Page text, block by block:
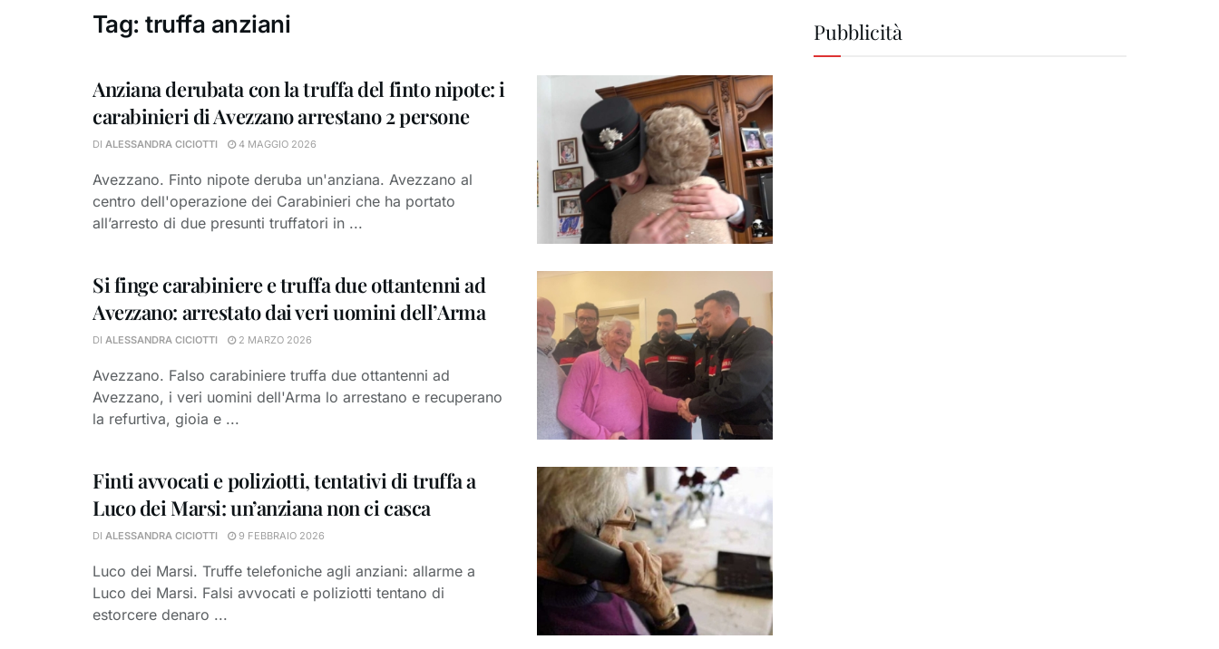
Tag:truffa anziani
Anziana derubata con la truffa del finto nipote: i
carabinieri di Avezzano arrestano 2 persone
DI ALESSANDRA CICIOTTI 4 MAGGIO 2026
Avezzano. Finto nipote deruba un'anziana. Avezzano al
centro dell'operazione dei Carabinieri che ha portato
all’arresto di due presunti truffatori in ...
Si finge carabiniere e truffa due ottantenni ad
Avezzano: arrestato dai veri uomini dell’Arma
DI ALESSANDRA CICIOTTI 2 MARZO 2026
Avezzano. Falso carabiniere truffa due ottantenni ad
Avezzano, i veri uomini dell'Arma lo arrestano e recuperano
la refurtiva, gioia e ...
Finti avvocati e poliziotti, tentativi di truffa a
Luco dei Marsi: un’anziana non ci casca
DI ALESSANDRA CICIOTTI 9 FEBBRAIO 2026
Luco dei Marsi. Truffe telefoniche agli anziani: allarme a
Luco dei Marsi. Falsi avvocati e poliziotti tentano di
estorcere denaro ...
Pubblicità